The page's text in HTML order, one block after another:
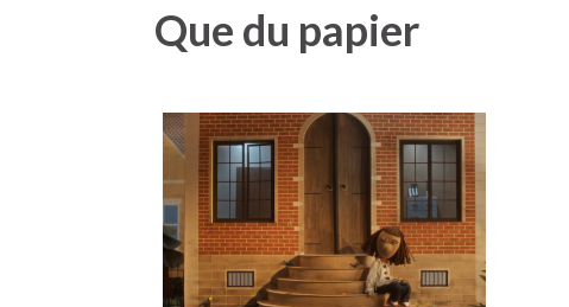
Que du papier